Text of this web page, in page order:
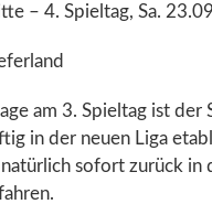
– 4. Spieltag, Sa.
am 3. Spieltag ist der
in der neuen Liga
sofort zurück